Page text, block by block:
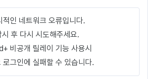
적인 네트워크 오류입니다.
시 후 다시 시도해주세요.
비공개 릴레이 기능 사용시
로그인에 실패할 수 있습니다.